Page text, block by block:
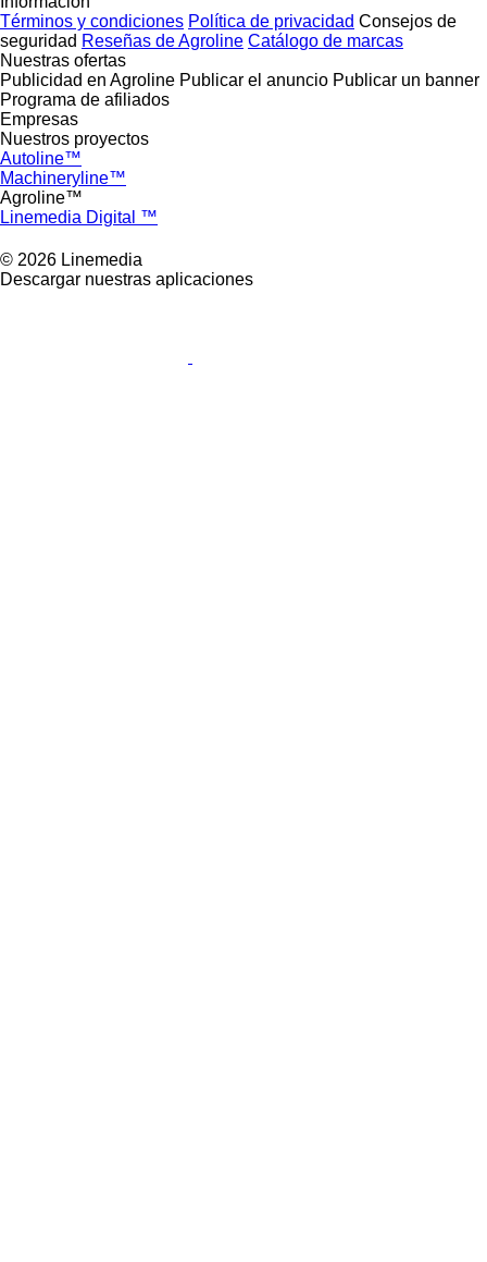
Términos y condiciones Política de privacidad Consejos de
seguridad Reseñas de Agroline Catálogo de marcas
Nuestras ofertas
Publicidad en Agroline Publicar el anuncio Publicar un banner
Programa de afiliados
Empresas
Nuestros proyectos
Autoline™
Machineryline™
Agroline™
Linemedia Digital ™
© 2026 Linemedia
Descargar nuestras aplicaciones